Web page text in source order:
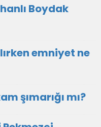
Boydak
emniyet ne
şımarığı mı?